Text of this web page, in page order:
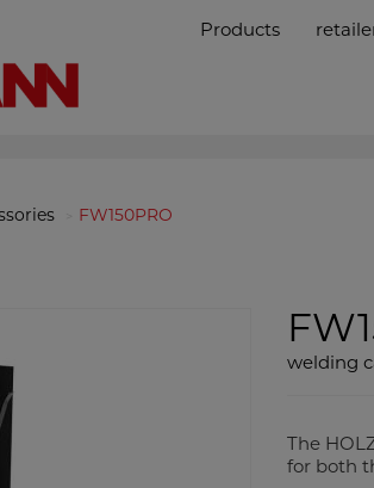
Products
FW150PRO
welding
The
for both